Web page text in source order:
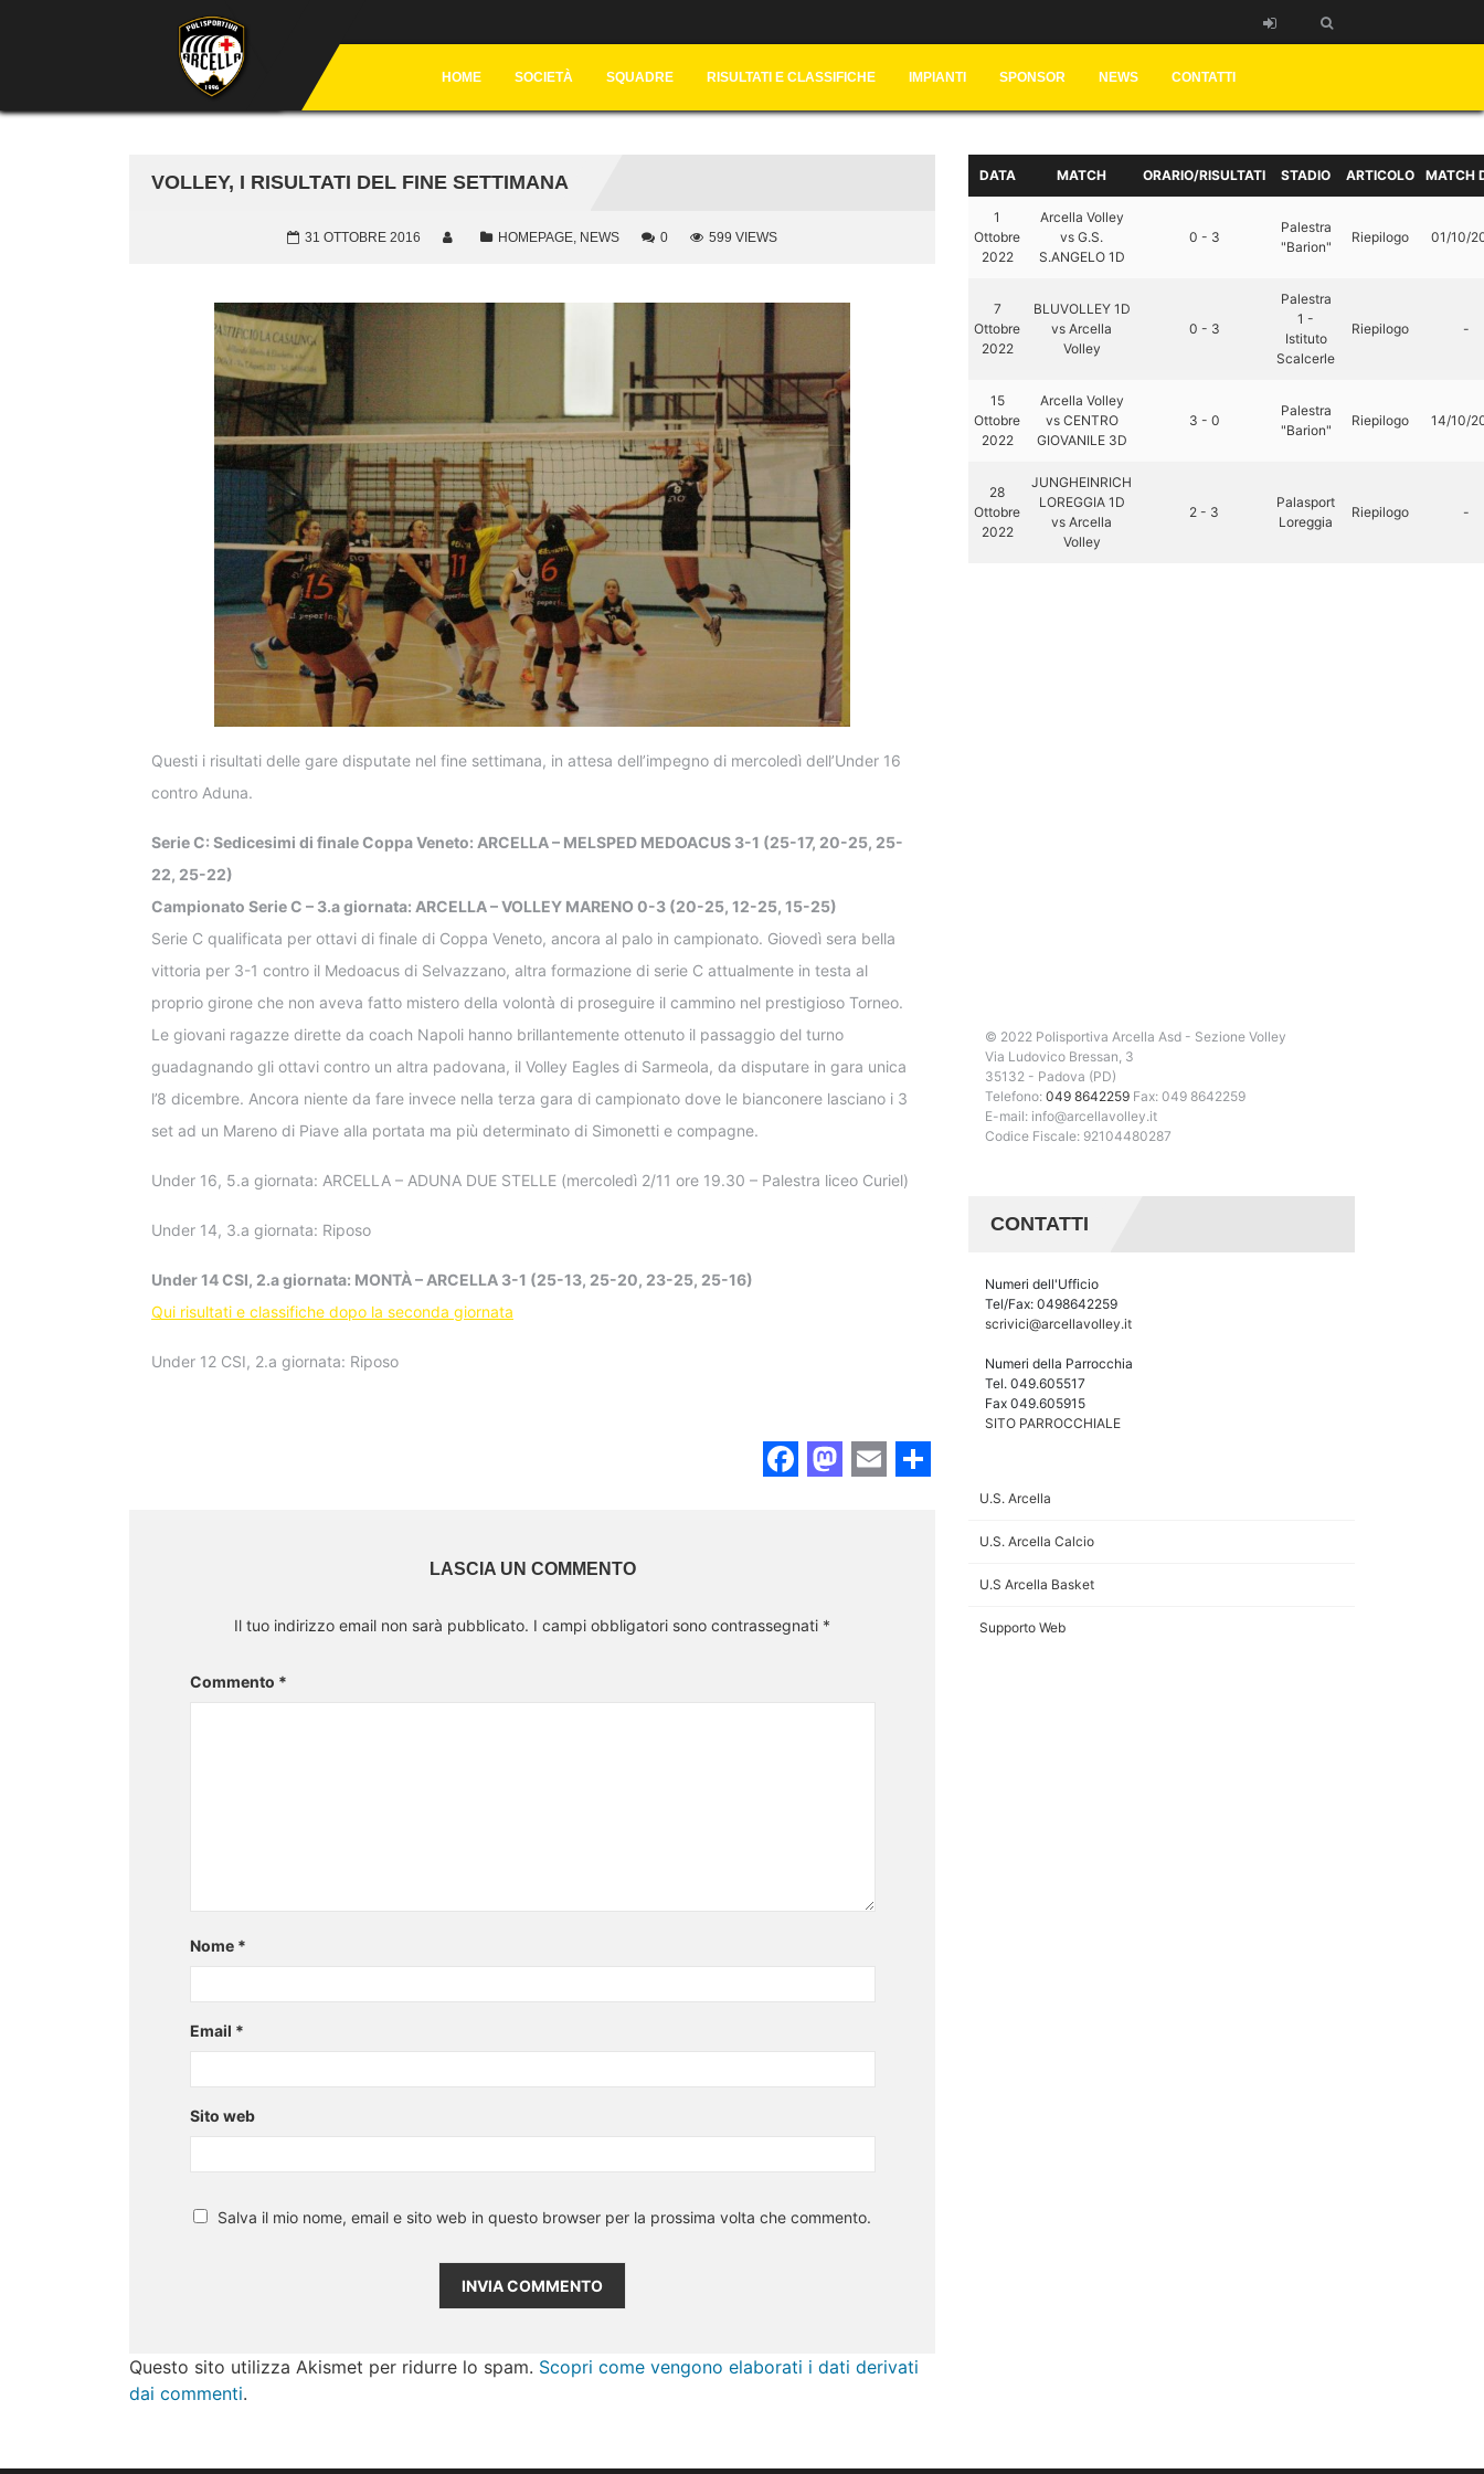
HOME SOCIETÀ SQUADRE RISULTATI E CLASSIFICHE IMPIANTI SPONSOR NEWS CONTATTI
VOLLEY, I RISULTATI DEL FINE SETTIMANA
31 OTTOBRE 2016 HOMEPAGE, NEWS 0 599 VIEWS
Questi i risultati delle gare disputate nel fine settimana, in attesa dell’impegno di mercoledì dell’Under 16
contro Aduna.
Serie C: Sedicesimi di finale Coppa Veneto: ARCELLA – MELSPED MEDOACUS 3-1 (25-17, 20-25, 25-
22, 25-22)
Campionato Serie C – 3.a giornata: ARCELLA – VOLLEY MARENO 0-3 (20-25, 12-25, 15-25)
Serie C qualificata per ottavi di finale di Coppa Veneto, ancora al palo in campionato. Giovedì sera bella
vittoria per 3-1 contro il Medoacus di Selvazzano, altra formazione di serie C attualmente in testa al
proprio girone che non aveva fatto mistero della volontà di proseguire il cammino nel prestigioso Torneo.
Le giovani ragazze dirette da coach Napoli hanno brillantemente ottenuto il passaggio del turno
guadagnando gli ottavi contro un altra padovana, il Volley Eagles di Sarmeola, da disputare in gara unica
l’8 dicembre. Ancora niente da fare invece nella terza gara di campionato dove le bianconere lasciano i 3
set ad un Mareno di Piave alla portata ma più determinato di Simonetti e compagne.
Under 16, 5.a giornata: ARCELLA – ADUNA DUE STELLE (mercoledì 2/11 ore 19.30 – Palestra liceo Curiel)
Under 14, 3.a giornata: Riposo
Under 14 CSI, 2.a giornata: MONTÀ – ARCELLA 3-1 (25-13, 25-20, 23-25, 25-16)
Qui risultati e classifiche dopo la seconda giornata
Under 12 CSI, 2.a giornata: Riposo
Mastodon
Share
LASCIA UN COMMENTO
Il tuo indirizzo email non sarà pubblicato. I campi obbligatori sono contrassegnati *
Commento *
Nome *
Email *
Sito web
Salva il mio nome, email e sito web in questo browser per la prossima volta che commento.
Questo sito utilizza Akismet per ridurre lo spam. Scopri come vengono elaborati i dati derivati
dai commenti.
DATA MATCH ORARIO/RISULTATI STADIO ARTICOLO MATCH
1
Ottobre
2022
Arcella Volley
vs G.S.
S.ANGELO 1D
0 - 3
Palestra
"Barion"
Riepilogo 01/10/
7
Ottobre
2022
BLUVOLLEY 1D
vs Arcella
Volley
0 - 3
Palestra
1 -
Istituto
Scalcerle
Riepilogo -
15
Ottobre
2022
Arcella Volley
vs CENTRO
GIOVANILE 3D
3 - 0
Palestra
"Barion"
Riepilogo 14/10/
28
Ottobre
2022
JUNGHEINRICH
LOREGGIA 1D
vs Arcella
Volley
2 - 3
Palasport
Loreggia
Riepilogo -
© 2022 Polisportiva Arcella Asd - Sezione Volley
Via Ludovico Bressan, 3
35132 - Padova (PD)
Telefono: 049 8642259 Fax: 049 8642259
E-mail: info@arcellavolley.it
Codice Fiscale: 92104480287
CONTATTI
Numeri dell'Ufficio
Tel/Fax: 0498642259
scrivici@arcellavolley.it
Numeri della Parrocchia
Tel. 049.605517
Fax 049.605915
SITO PARROCCHIALE
U.S. Arcella
U.S. Arcella Calcio
U.S Arcella Basket
Supporto Web